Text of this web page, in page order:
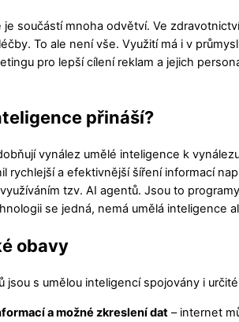
je součástí mnoha odvětví. Ve
To ale není vše. Využití má i v
pro lepší cílení reklam a jejich
přináší?
vynález umělé inteligence k
rychlejší a efektivnější šíření informací
tzv. AI agentů. Jsou to
se jedná, nemá umělá inteligence
obavy
jsou s umělou inteligencí spojovány i
a možné zkreslení dat – internet